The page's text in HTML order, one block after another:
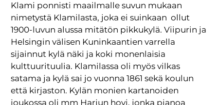
Klami ponnisti maailmalle suvun mukaan
nimetystä Klamilasta, joka ei suinkaan ollut
1900-luvun alussa mitätön pikkukylä. Viipurin ja
Helsingin välisen Kuninkaantien varrella
sijainnut kylä näki ja koki monenlaisia
kulttuurituulia. Klamilassa oli myös vilkas
satama ja kylä sai jo vuonna 1861 sekä koulun
että kirjaston. Kylän monien kartanoiden
joukossa oli mm Harjun hovi, jonka pianoa